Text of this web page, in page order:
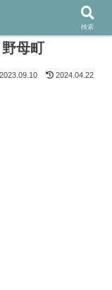
母町
2023.09.10 2024.04.22
検索